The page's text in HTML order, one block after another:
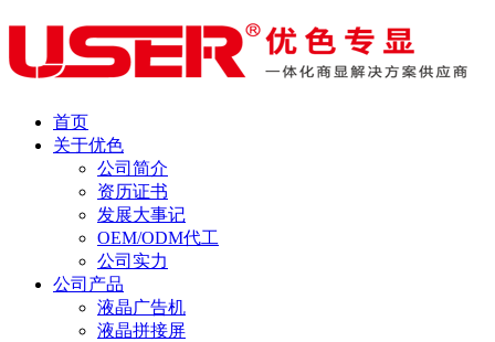
首页
关于优色
公司简介
资历证书
发展大事记
OEM/ODM代工
公司实力
公司产品
液晶广告机
液晶拼接屏